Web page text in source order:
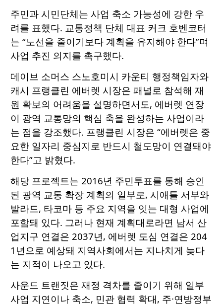
주민과 시민단체는 사업 축소 가능성에 강한 우
려를 표했다. 교통정책 단체 대표 커크 호벤코터
는 “노선을 줄이기보다 계획을 유지해야 한다”며
사업 추진 의지를 촉구했다.
데이브 소머스 스노호미시 카운티 행정책임자와
캐시 프랭클린 에버렛 시장은 패널로 참석해 재
원 확보의 어려움을 설명하면서도, 에버렛 연장
이 광역 교통망의 핵심 축을 완성하는 사업이라
는 점을 강조했다. 프랭클린 시장은 “에버렛은 중
요한 일자리 중심지로 반드시 철도망이 연결돼야
한다”고 밝혔다.
해당 프로젝트는 2016년 주민투표를 통해 승인
된 광역 교통 확장 계획의 일부로, 시애틀 서부와
발라드, 타코마 등 주요 지역을 잇는 대형 사업에
포함돼 있다. 그러나 현재 계획대로라면 남서 산
업지구 연결은 2037년, 에버렛 도심 연결은 204
1년으로 예상돼 지역사회에서는 지나치게 늦다
는 지적이 나오고 있다.
사운드 트랜짓은 재정 격차를 줄이기 위해 일부
사업 지연이나 축소, 민관 협력 확대, 주·연방정부